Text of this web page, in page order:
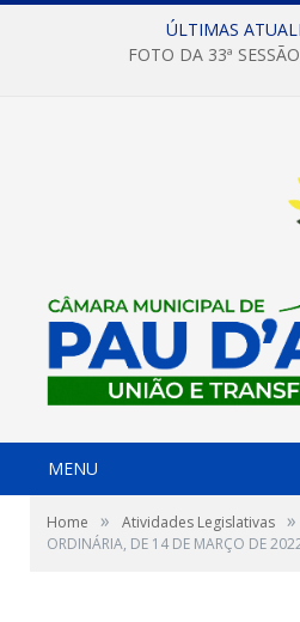
ÚLTIMAS
FOTO DA 33ª
MENU
Home » Atividades Legislativas »
ORDINÁRIA, DE 14 DE MARÇO DE